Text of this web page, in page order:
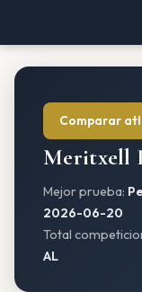
Comparar
Meritxell
Mejor prueba:
2026-06-20
Total
AL